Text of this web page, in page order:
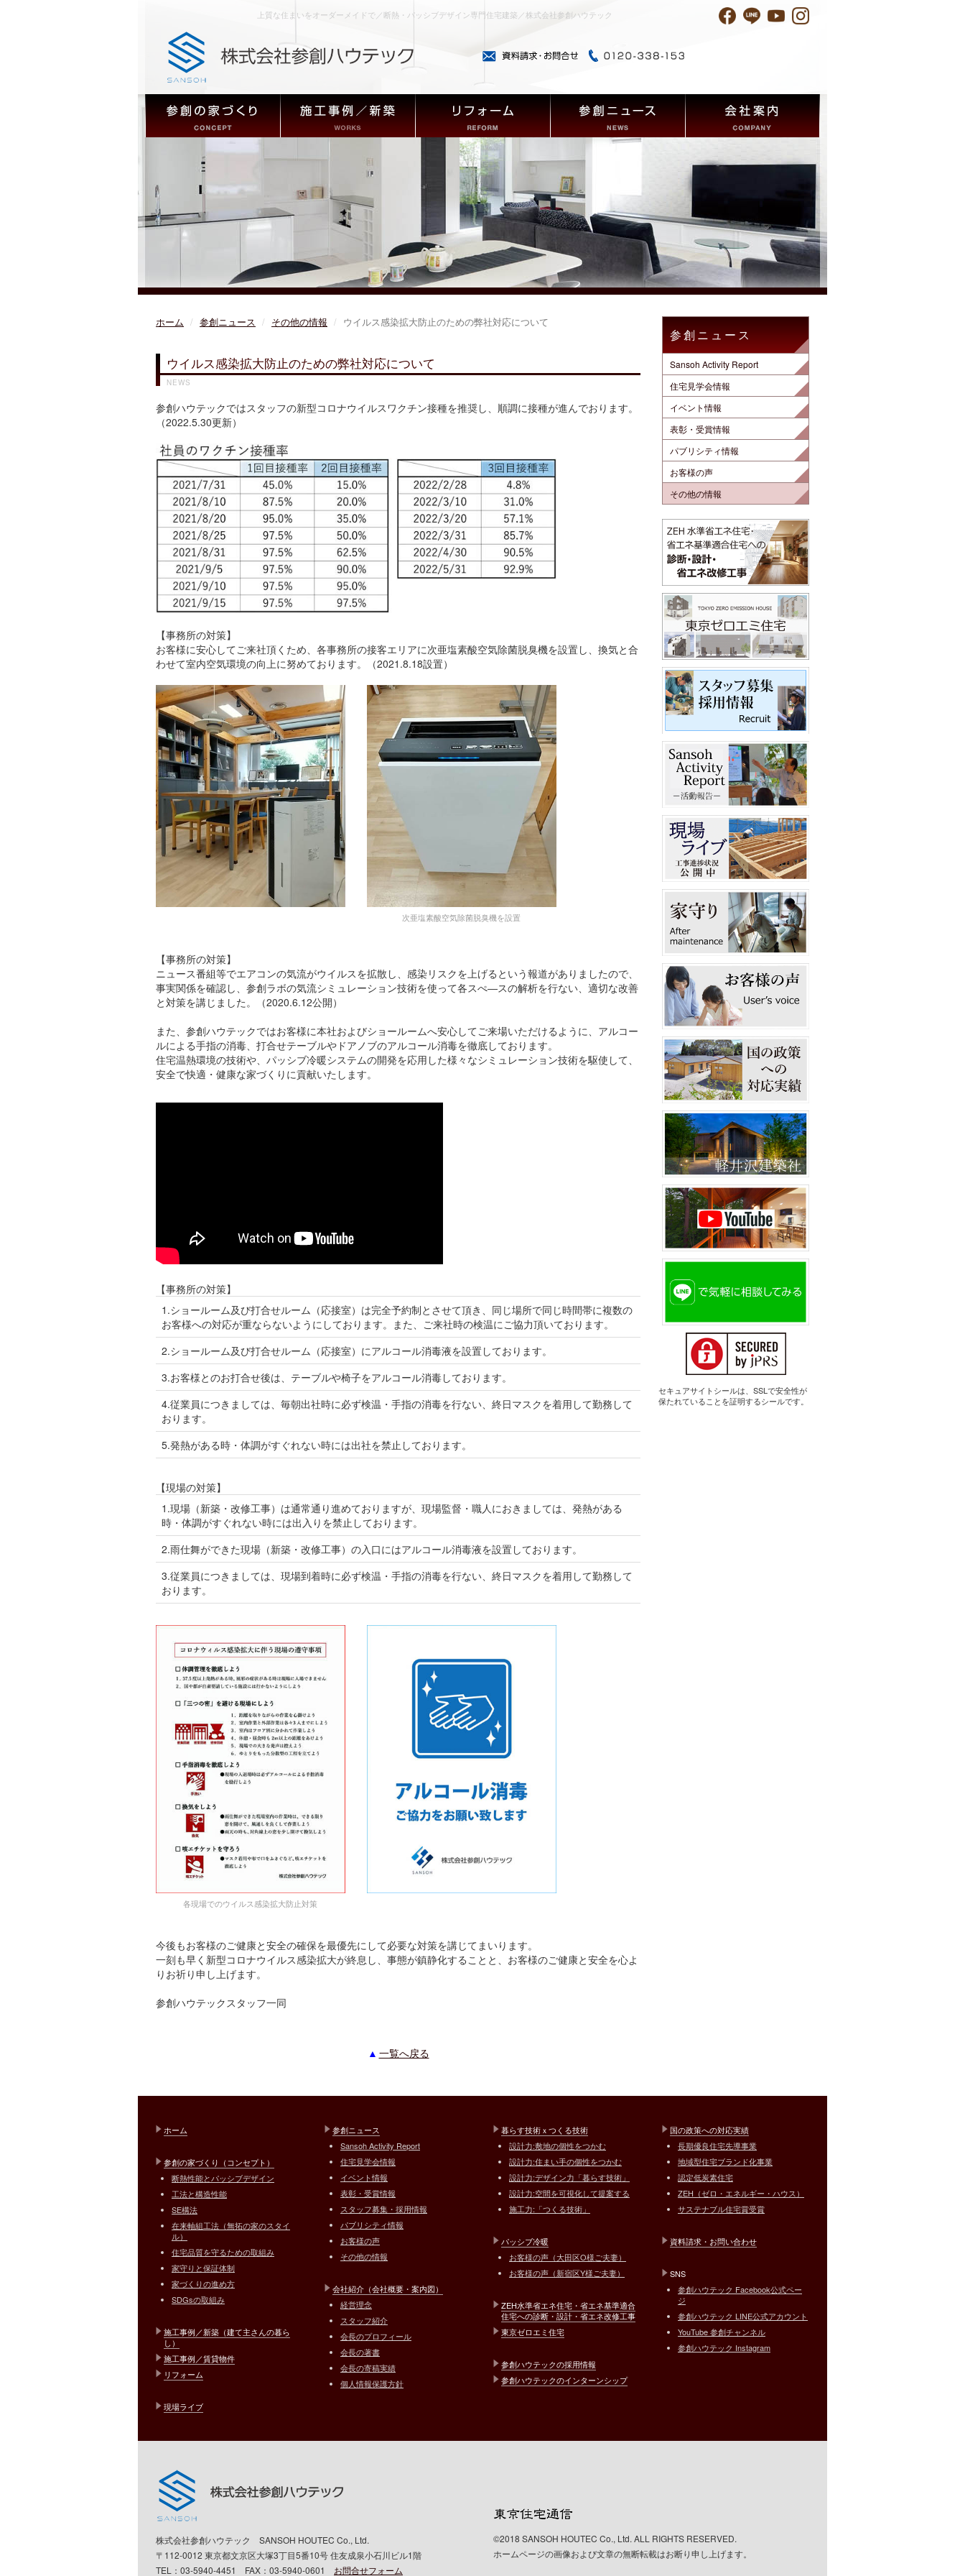
上質な住まいをオーダーメイドで／断熱・パッシブデザイン専門住宅建築／株式会社参創ハウテック
ホーム 参創ニュース その他の情報 ウイルス感染拡大防止のための弊社対応について
ウイルス感染拡大防止のための弊社対応について
NEWS
参創ハウテックではスタッフの新型コロナウイルスワクチン接種を推奨し、順調に接種が進んでおります。
（2022.5.30更新）
【事務所の対策】
お客様に安心してご来社頂くため、各事務所の接客エリアに次亜塩素酸空気除菌脱臭機を設置し、換気と合
わせて室内空気環境の向上に努めております。（2021.8.18設置）
次亜塩素酸空気除菌脱臭機を設置
【事務所の対策】
ニュース番組等でエアコンの気流がウイルスを拡散し、感染リスクを上げるという報道がありましたので、
事実関係を確認し、参創ラボの気流シミュレーション技術を使って各スぺ―スの解析を行ない、適切な改善
と対策を講じました。（2020.6.12公開）
また、参創ハウテックではお客様に本社およびショールームへ安心してご来場いただけるように、アルコー
ルによる手指の消毒、打合せテーブルやドアノブのアルコール消毒を徹底しております。
住宅温熱環境の技術や、パッシブ冷暖システムの開発を応用した様々なシミュレーション技術を駆使して、
安全で快適・健康な家づくりに貢献いたします。
【事務所の対策】
1.ショールーム及び打合せルーム（応接室）は完全予約制とさせて頂き、同じ場所で同じ時間帯に複数の
お客様への対応が重ならないようにしております。また、ご来社時の検温にご協力頂いております。
2.ショールーム及び打合せルーム（応接室）にアルコール消毒液を設置しております。
3.お客様とのお打合せ後は、テーブルや椅子をアルコール消毒しております。
4.従業員につきましては、毎朝出社時に必ず検温・手指の消毒を行ない、終日マスクを着用して勤務して
おります。
5.発熱がある時・体調がすぐれない時には出社を禁止しております。
【現場の対策】
1.現場（新築・改修工事）は通常通り進めておりますが、現場監督・職人におきましては、発熱がある
時・体調がすぐれない時には出入りを禁止しております。
2.雨仕舞ができた現場（新築・改修工事）の入口にはアルコール消毒液を設置しております。
3.従業員につきましては、現場到着時に必ず検温・手指の消毒を行ない、終日マスクを着用して勤務して
おります。
各現場でのウイルス感染拡大防止対策
今後もお客様のご健康と安全の確保を最優先にして必要な対策を講じてまいります。
一刻も早く新型コロナウイルス感染拡大が終息し、事態が鎮静化することと、お客様のご健康と安全を心よ
りお祈り申し上げます。
参創ハウテックスタッフ一同
一覧へ戻る
参創ニュース
Sansoh Activity Report
住宅見学会情報
イベント情報
表彰・受賞情報
パブリシティ情報
お客様の声
その他の情報
セキュアサイトシールは、SSLで安全性が
保たれていることを証明するシールです。
ホーム
参創の家づくり（コンセプト）
断熱性能とパッシブデザイン
工法と構造性能
SE構法
在来軸組工法（無拓の家のスタイ
ル）
住宅品質を守るための取組み
家守りと保証体制
家づくりの進め方
SDGsの取組み
施工事例／新築（建て主さんの暮ら
し）
施工事例／賃貸物件
リフォーム
現場ライブ
参創ニュース
Sansoh Activity Report
住宅見学会情報
イベント情報
表彰・受賞情報
スタッフ募集・採用情報
パブリシティ情報
お客様の声
その他の情報
会社紹介（会社概要・案内図）
経営理念
スタッフ紹介
会長のプロフィール
会長の著書
会長の寄稿実績
個人情報保護方針
暮らす技術ｘつくる技術
設計力:敷地の個性をつかむ
設計力:住まい手の個性をつかむ
設計力:デザイン力「暮らす技術」
設計力:空間を可視化して提案する
施工力:「つくる技術」
パッシブ冷暖
お客様の声（大田区O様ご夫妻）
お客様の声（新宿区Y様ご夫妻）
ZEH水準省エネ住宅・省エネ基準適合
住宅への診断・設計・省エネ改修工事
東京ゼロエミ住宅
参創ハウテックの採用情報
参創ハウテックのインターンシップ
国の政策への対応実績
長期優良住宅先導事業
地域型住宅ブランド化事業
認定低炭素住宅
ZEH（ゼロ・エネルギー・ハウス）
サステナブル住宅賞受賞
資料請求・お問い合わせ
SNS
参創ハウテック Facebook公式ペー
ジ
参創ハウテック LINE公式アカウント
YouTube 参創チャンネル
参創ハウテック Instagram
株式会社参創ハウテック SANSOH HOUTEC Co., Ltd.
〒112-0012 東京都文京区大塚3丁目5番10号 住友成泉小石川ビル1階
TEL：03-5940-4451 FAX：03-5940-0601 お問合せフォーム
©2018 SANSOH HOUTEC Co., Ltd. ALL RIGHTS RESERVED.
ホームページの画像および文章の無断転載はお断り申し上げます。